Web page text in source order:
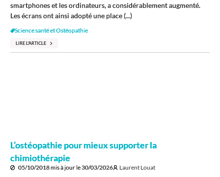
smartphones et les ordinateurs, a considérablement augmenté.
Les écrans ont ainsi adopté une place (...)
Science santé et Ostéopathie
LIRE L'ARTICLE
L’ostéopathie pour mieux supporter la
chimiothérapie
05/10/2018mis à jour le30/03/2026 Laurent Louat